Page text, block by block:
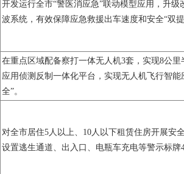
开发运行全市“警医消应急”联动模型应用，升
波系统，有效保障应急救援出车速度和安全“双
在重点区域配备察打一体无人机3套，实现8公
应用侦测反制一体化平台，实现无人机飞行智
全”。
对全市居住5人以上、10人以下租赁住房开展安
设置逃生通道、出入口、电瓶车充电等警示标